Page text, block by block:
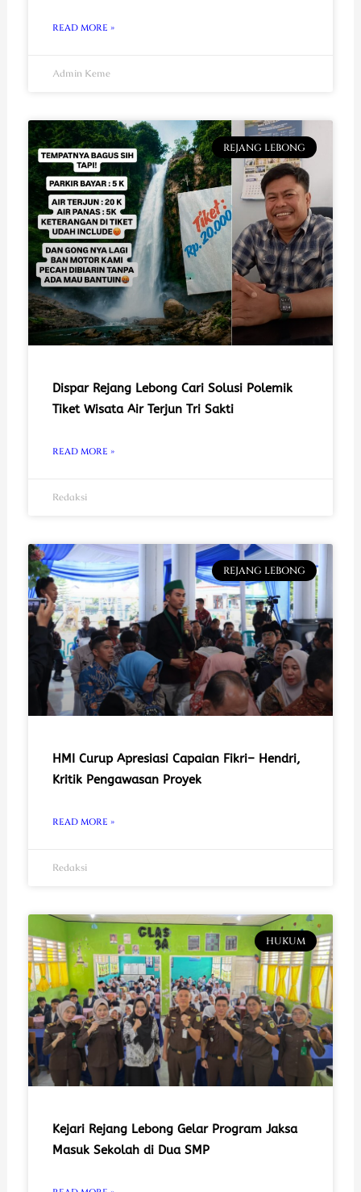
READ MORE »
Admin Keme
REJANG LEBONG
Dispar Rejang Lebong Cari Solusi Polemik
Tiket Wisata Air Terjun Tri Sakti
READ MORE »
Redaksi
REJANG LEBONG
HMI Curup Apresiasi Capaian Fikri– Hendri,
Kritik Pengawasan Proyek
READ MORE »
Redaksi
HUKUM
Kejari Rejang Lebong Gelar Program Jaksa
Masuk Sekolah di Dua SMP